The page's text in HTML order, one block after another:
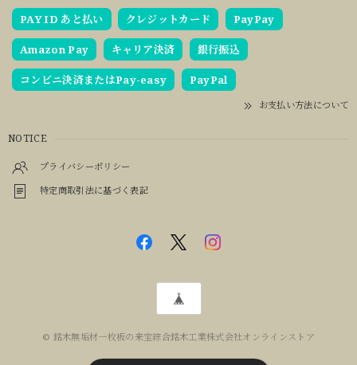
PAY ID あと払い
クレジットカード PayPay
Amazon Pay キャリア決済 銀行振込
コンビニ決済またはPay-easy PayPal
お支払い方法について
NOTICE
プライバシーポリシー
特定商取引法に基づく表記
© 銘木無垢材一枚板の来宝綜合銘木工業株式会社オンラインストア